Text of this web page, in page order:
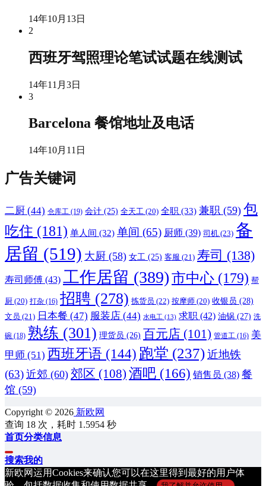
14年10月13日
2
西班牙驾照理论笔试试题在线测试
14年11月3日
3
Barcelona 餐馆地址及电话
14年10月11日
广告关键词
二厨 (44) 仓库工 (19) 会计 (25) 全天工 (20) 全职 (33) 兼职 (59) 包
吃住 (181) 单人间 (32) 单间 (65) 厨师 (39) 司机 (23) 备
居留 (519) 大厨 (58) 女工 (25) 客服 (21) 寿司 (138)
寿司师傅 (43) 工作居留 (389)市中心 (179) 帮
厨 (20) 打杂 (16) 招聘 (278) 拣货员 (22) 按摩师 (20) 收银员 (28)
文员 (21) 日本餐 (47) 服装店 (44) 水电工 (13) 求职 (42) 油锅 (27) 洗
碗 (18) 熟练 (301) 理货员 (26) 百元店 (101) 管道工 (16) 美
甲师 (51) 西班牙语 (144) 跑堂 (237) 近地铁
(63) 近郊 (60) 郊区 (108) 酒吧 (166) 销售员 (38) 餐
馆 (59)
Copyright © 2026 新欧网
查询 18 次，耗时 1.5954 秒
首页分类信息
搜索我的
新欧网运用Cookies来确认您可以在这里得到最好的用户体